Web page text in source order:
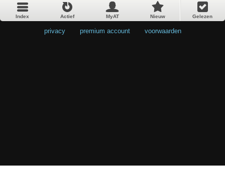
Index Actief MyAT Nieuw Gelezen
privacy premium account voorwaarden